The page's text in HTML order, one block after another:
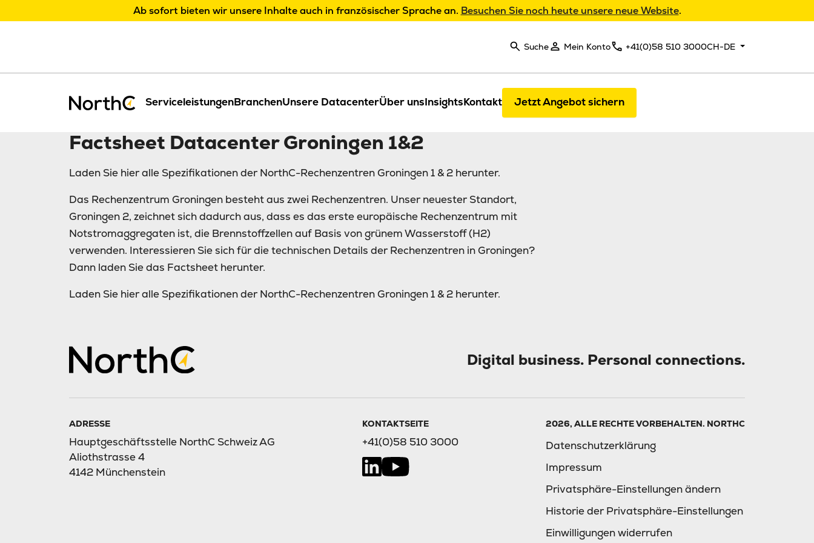
Ab sofort bieten wir unsere Inhalte auch in französischer Sprache an. Besuchen Sie noch heute unsere neue Website.
Suche Mein Konto +41(0)58 510 3000CH-DE
ServiceleistungenBranchenUnsere DatacenterÜber unsInsightsKontakt Jetzt Angebot sichern
Factsheet Datacenter Groningen 1&2
Laden Sie hier alle Spezifikationen der NorthC-Rechenzentren Groningen 1 & 2 herunter.
Das Rechenzentrum Groningen besteht aus zwei Rechenzentren. Unser neuester Standort,
Groningen 2, zeichnet sich dadurch aus, dass es das erste europäische Rechenzentrum mit
Notstromaggregaten ist, die Brennstoffzellen auf Basis von grünem Wasserstoff (H2)
verwenden. Interessieren Sie sich für die technischen Details der Rechenzentren in Groningen?
Dann laden Sie das Factsheet herunter.
Laden Sie hier alle Spezifikationen der NorthC-Rechenzentren Groningen 1 & 2 herunter.
Digital business. Personal connections.
ADRESSE
Hauptgeschäftsstelle NorthC Schweiz AG
Aliothstrasse 4
4142 Münchenstein
KONTAKTSEITE
+41(0)58 510 3000
2026, ALLE RECHTE VORBEHALTEN. NORTHC
Datenschutzerklärung
Impressum
Privatsphäre-Einstellungen ändern
Historie der Privatsphäre-Einstellungen
Einwilligungen widerrufen